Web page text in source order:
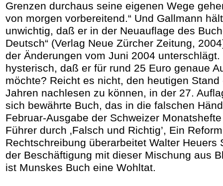
Grenzen durchaus seine eigenen Wege
von morgen vorbereitend.“ Und Gallmann
unwichtig, daß er in der Neuauflage des
Deutsch“ (Verlag Neue Zürcher Zeitung,
der Änderungen vom Juni 2004
hysterisch, daß er für rund 25 Euro genaue
möchte? Reicht es nicht, den heutigen
Jahren nachlesen zu können, in der 27.
sich bewährte Buch, das in die falschen
Februar-Ausgabe der Schweizer
Führer durch ‚Falsch und Richtig’, Ein
Rechtschreibung überarbeitet Walter Heuers
der Beschäftigung mit dieser Mischung aus
ist Munskes Buch eine Wohltat.